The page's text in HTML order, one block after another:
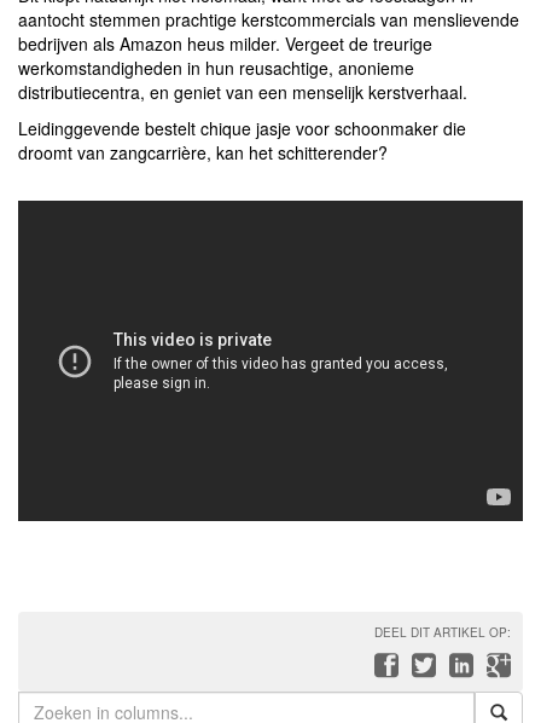
aantocht stemmen prachtige kerstcommercials van menslievende
bedrijven als Amazon heus milder. Vergeet de treurige
werkomstandigheden in hun reusachtige, anonieme
distributiecentra, en geniet van een menselijk kerstverhaal.
Leidinggevende bestelt chique jasje voor schoonmaker die
droomt van zangcarrière, kan het schitterender?
DEEL DIT ARTIKEL OP: